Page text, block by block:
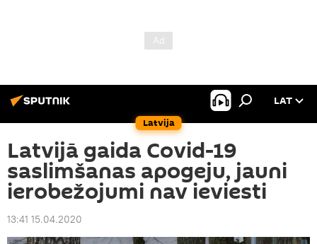
Latvija
LAT
Latvijā gaida Covid-19
saslimšanas apogeju, jauni
ierobežojumi nav ieviesti
13:41 15.04.2020